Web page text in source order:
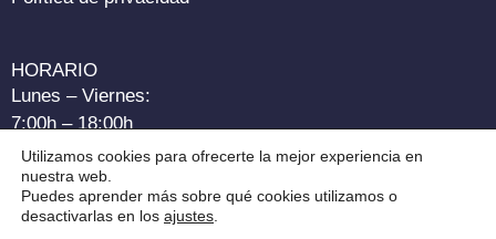
HORARIO
Lunes – Viernes:
7:00h – 18:00h
Sábados:
8:30h – 14:00h
Utilizamos cookies para ofrecerte la mejor experiencia en
nuestra web.
Puedes aprender más sobre qué cookies utilizamos o
desactivarlas en los ajustes